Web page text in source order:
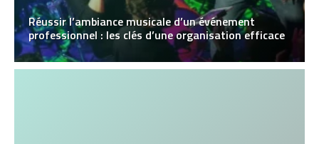
Réussir l’ambiance musicale d’un événement
professionnel : les clés d’une organisation efficace